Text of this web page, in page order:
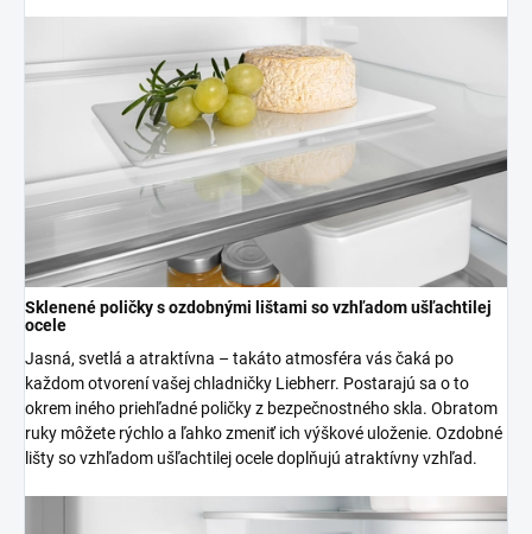
Sklenené poličky s ozdobnými lištami so vzhľadom ušľachtilej
ocele
Jasná, svetlá a atraktívna – takáto atmosféra vás čaká po
každom otvorení vašej chladničky Liebherr. Postarajú sa o to
okrem iného priehľadné poličky z bezpečnostného skla. Obratom
ruky môžete rýchlo a ľahko zmeniť ich výškové uloženie. Ozdobné
lišty so vzhľadom ušľachtilej ocele doplňujú atraktívny vzhľad.